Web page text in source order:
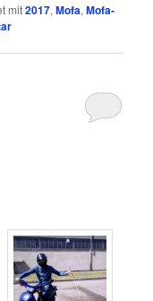
mit2017,Mofa,Mofa-